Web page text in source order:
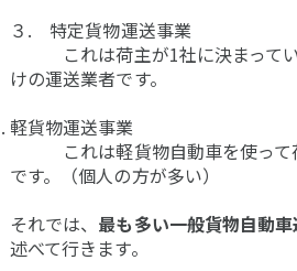
３. 特定貨物運送事業
これは荷主が1社に決まってい
けの運送業者です。
軽貨物運送事業
これは軽貨物自動車を使って
です。（個人の方が多い）
それでは、 最も多い一般貨物自動
述べて行きます。